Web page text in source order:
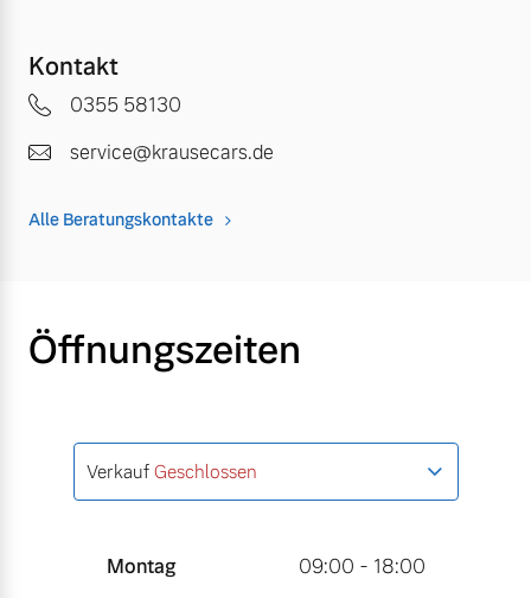
Kontakt
0355 58130
service@krausecars.de
Alle Beratungskontakte
Öffnungszeiten
Verkauf Geschlossen
Montag
09:00 - 18:00